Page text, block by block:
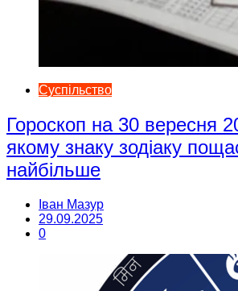
Суспільство
Гороскоп на 30 вересня
якому знаку зодіаку
найбільше
Іван Мазур
29.09.2025
0